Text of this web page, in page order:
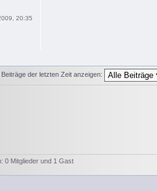
20:35
Beiträge der letzten Zeit anzeigen:
0 Mitglieder und 1 Gast